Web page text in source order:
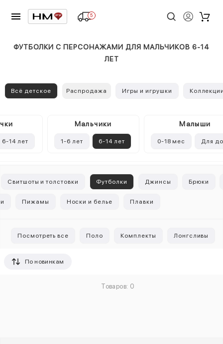
5
ФУТБОЛКИ С ПЕРСОНАЖАМИ ДЛЯ МАЛЬЧИКОВ 6-14
ЛЕТ
Всё детское Распродажа Игры и игрушки
6-14 лет
Mальчики
1-6 лет 6-14 лет
Малыши
0-18 мес Для
Свитшоты и толстовки Футболки Джинсы Брюки
Пижамы Носки и белье Плавки
Посмотреть все Поло Комплекты Лонгсливы
По новинкам
Товаров: 0